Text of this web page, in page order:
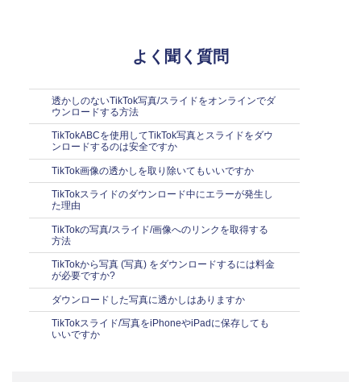
よく聞く質問
透かしのないTikTok写真/スライドをオンラインでダ
ウンロードする方法
TikTokABCを使用してTikTok写真とスライドをダウ
ンロードするのは安全ですか
TikTok画像の透かしを取り除いてもいいですか
TikTokスライドのダウンロード中にエラーが発生し
た理由
TikTokの写真/スライド/画像へのリンクを取得する
方法
TikTokから写真 (写真) をダウンロードするには料金
が必要ですか?
ダウンロードした写真に透かしはありますか
TikTokスライド/写真をiPhoneやiPadに保存しても
いいですか